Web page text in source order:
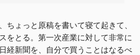
ちょっと原稿を書いて寝て起きて、
をとる。第一次産業に対して非常に
経新聞を、自分で買うことはなるべ